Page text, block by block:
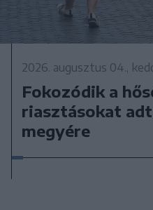
2026. augusztus 04.,
Fokozódik a
riasztásokat
megyére